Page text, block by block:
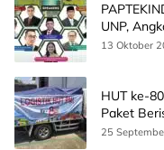
UNP,
13 Oktober
HUT ke-
Paket
25